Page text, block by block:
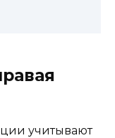
учитывают